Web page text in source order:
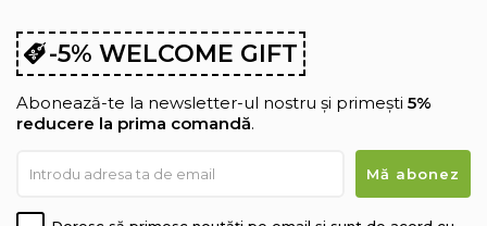
-5% WELCOME GIFT
Abonează-te la newsletter-ul nostru și primești 5%
reducere la prima comandă.